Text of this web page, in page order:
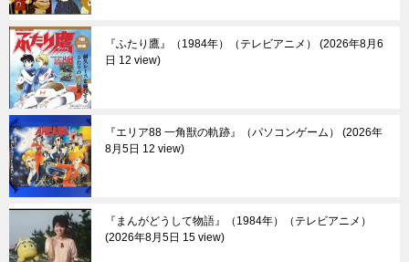
『ふたり鷹』（1984年）（テレビアニメ）
2026年8月6
日 12 view
『エリア88 一角獣の軌跡』（パソコンゲーム）
2026年
8月5日 12 view
『まんがどうして物語』（1984年）（テレビアニメ）
2026年8月5日 15 view